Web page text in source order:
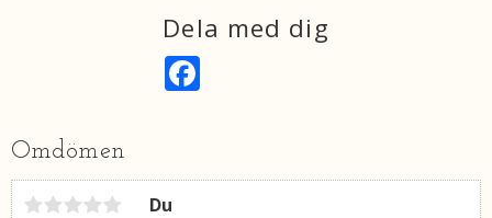
Dela med dig
k
Omdömen
Du